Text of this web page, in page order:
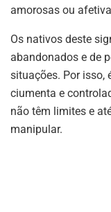
amorosas ou
Os nativos deste
abandonados e de
situações. Por isso,
ciumenta e
não têm limites e
manipular.